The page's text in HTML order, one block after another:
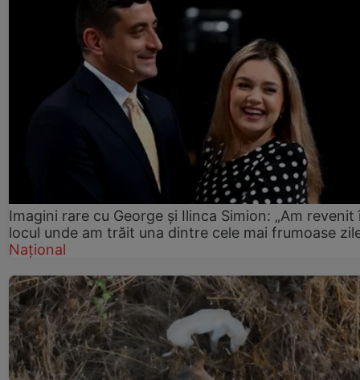
Imagini rare cu George și Ilinca Simion: „Am revenit
locul unde am trăit una dintre cele mai frumoase
Național